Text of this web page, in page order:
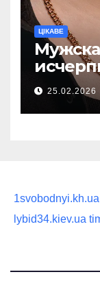
ЦІКАВЕ
25.02.2026
1svobodnyi.kh.ua
lybid34.kiev.ua